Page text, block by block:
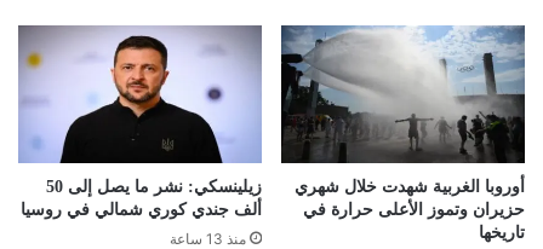
أوروبا الغربية شهدت خلال شهري
حزيران وتموز الأعلى حرارة في
تاريخها
زيلينسكي: نشر ما يصل إلى 50
ألف جندي كوري شمالي في روسيا
منذ 13 ساعة